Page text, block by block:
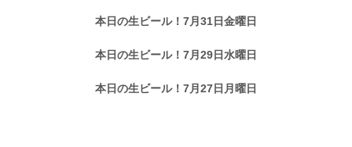
本日の生ビール！7月31日金曜日
本日の生ビール！7月29日水曜日
本日の生ビール！7月27日月曜日